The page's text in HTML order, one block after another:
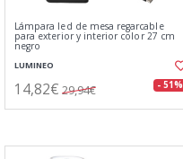
Lámpara led de mesa regarcable
para exterior y interior color 27 cm
negro
LUMINEO
14,82€ 29,94€ - 51%